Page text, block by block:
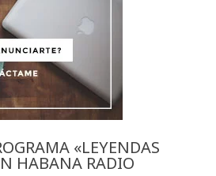
«LEYENDAS
HABANA RADIO